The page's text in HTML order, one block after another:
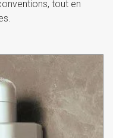
tout en